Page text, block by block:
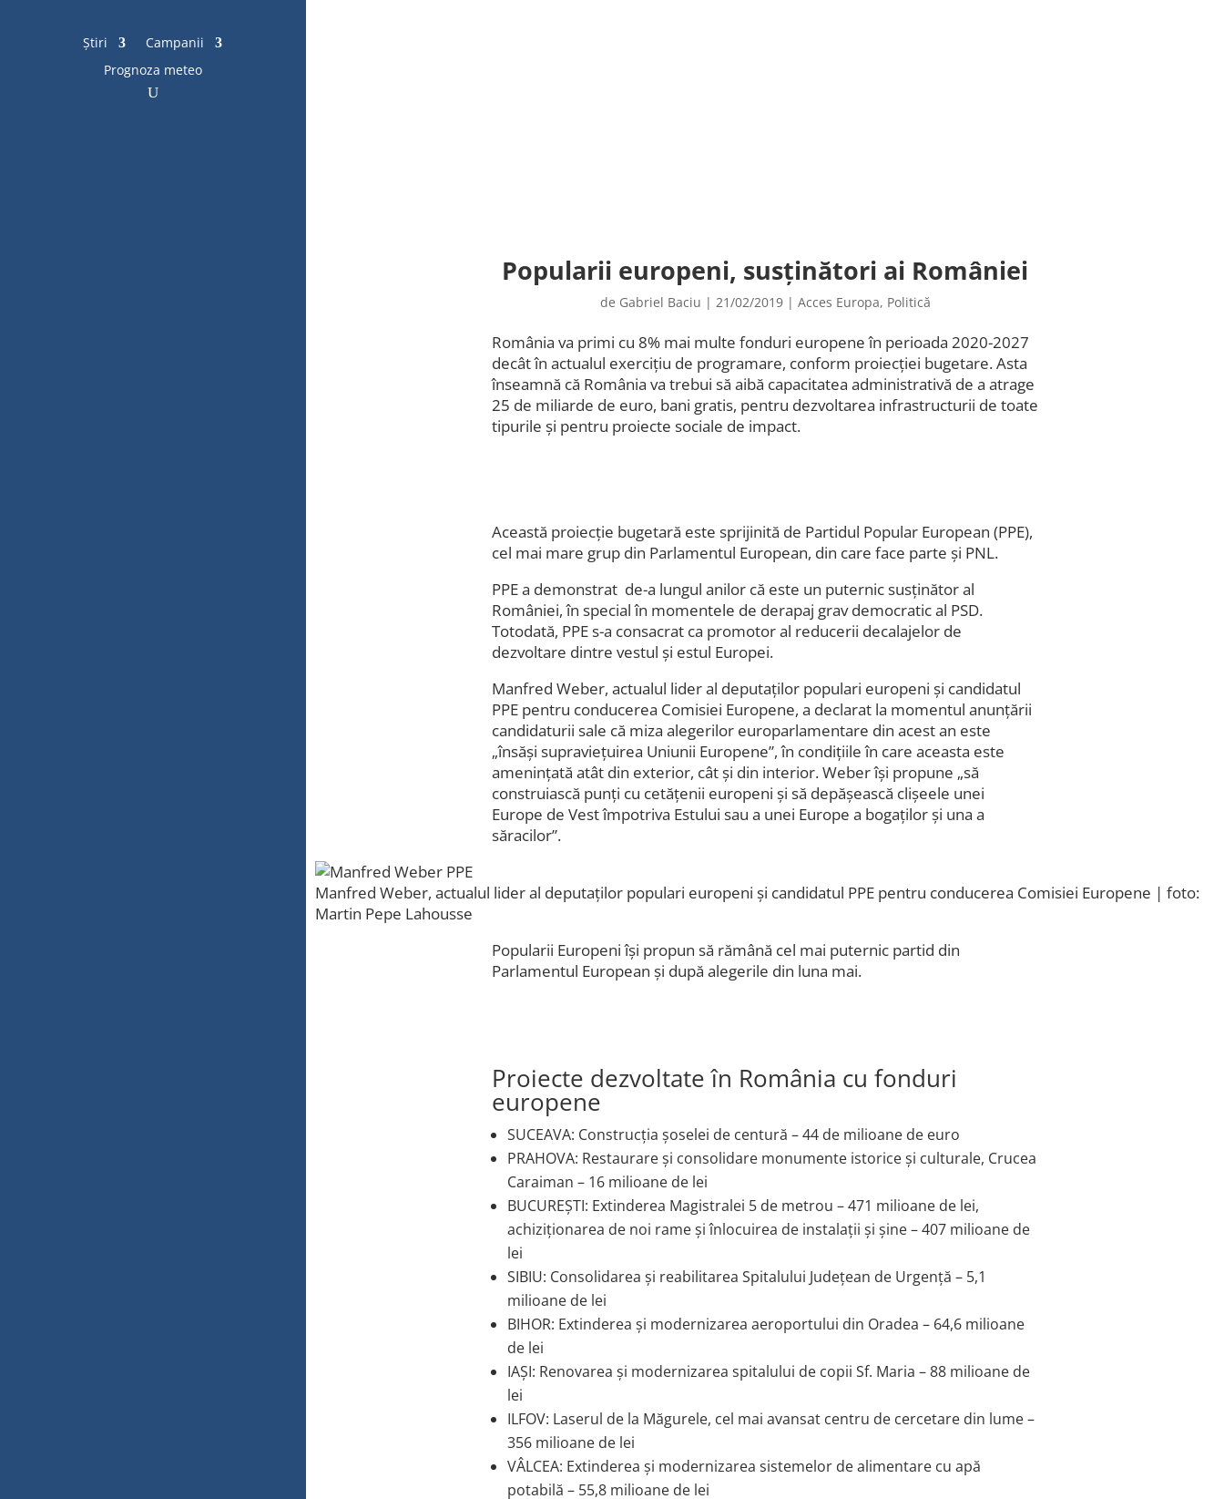
Știri
Campanii
Prognoza meteo
Popularii europeni, susținători ai României
de Gabriel Baciu | 21/02/2019| Acces Europa, Politică
România va primi cu 8% mai multe fonduri europene în perioada 2020-2027
decât în actualul exercițiu de programare, conform proiecției bugetare. Asta
înseamnă că România va trebui să aibă capacitatea administrativă de a atrage
25 de miliarde de euro, bani gratis, pentru dezvoltarea infrastructurii de toate
tipurile și pentru proiecte sociale de impact.
Această proiecție bugetară este sprijinită de Partidul Popular European (PPE),
cel mai mare grup din Parlamentul European, din care face parte și PNL.
PPE a demonstrat de-a lungul anilor că este un puternic susținător al
României, în special în momentele de derapaj grav democratic al PSD.
Totodată, PPE s-a consacrat ca promotor al reducerii decalajelor de
dezvoltare dintre vestul și estul Europei.
Manfred Weber, actualul lider al deputaților populari europeni și candidatul
PPE pentru conducerea Comisiei Europene, a declarat la momentul anunțării
candidaturii sale că miza alegerilor europarlamentare din acest an este
„însăși supraviețuirea Uniunii Europene”, în condițiile în care aceasta este
amenințată atât din exterior, cât și din interior. Weber își propune „să
construiască punți cu cetățenii europeni și să depășească clișeele unei
Europe de Vest împotriva Estului sau a unei Europe a bogaților și una a
săracilor”.
Manfred Weber, actualul lider al deputaților populari europeni și candidatul PPE pentru conducerea Comisiei Europene | foto:
Martin Pepe Lahousse
Popularii Europeni își propun să rămână cel mai puternic partid din
Parlamentul European și după alegerile din luna mai.
Proiecte dezvoltate în România cu fonduri
europene
SUCEAVA: Construcția șoselei de centură – 44 de milioane de euro
PRAHOVA: Restaurare și consolidare monumente istorice și culturale, Crucea
Caraiman – 16 milioane de lei
BUCUREȘTI: Extinderea Magistralei 5 de metrou – 471 milioane de lei,
achiziționarea de noi rame și înlocuirea de instalații și șine – 407 milioane de
lei
SIBIU: Consolidarea și reabilitarea Spitalului Județean de Urgență – 5,1
milioane de lei
BIHOR: Extinderea și modernizarea aeroportului din Oradea – 64,6 milioane
de lei
IAȘI: Renovarea și modernizarea spitalului de copii Sf. Maria – 88 milioane de
lei
ILFOV: Laserul de la Măgurele, cel mai avansat centru de cercetare din lume –
356 milioane de lei
VÂLCEA: Extinderea și modernizarea sistemelor de alimentare cu apă
potabilă – 55,8 milioane de lei